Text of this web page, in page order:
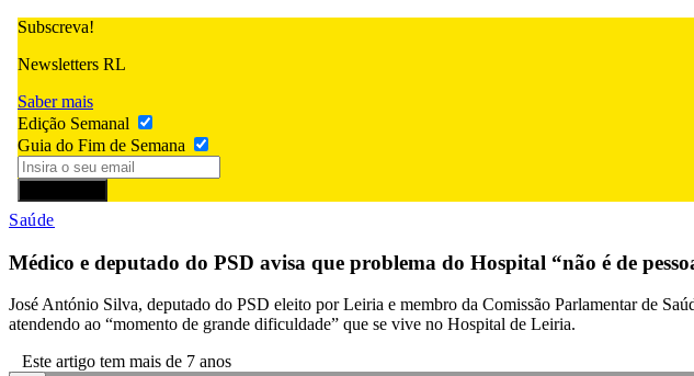
Subscreva!
Newsletters RL
Saber mais
Edição Semanal
Guia do Fim de Semana
Saúde
Médico e deputado do PSD avisa que problema do Hospital “não é de
José António Silva, deputado do PSD eleito por Leiria e membro da Comissão Parlamentar de
atendendo ao “momento de grande dificuldade” que se vive no Hospital de Leiria.
Este artigo tem mais de 7 anos